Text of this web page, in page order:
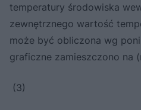
temperatury środowiska
zewnętrznego wartość
może być obliczona wg
graficzne zamieszczono na
(3)